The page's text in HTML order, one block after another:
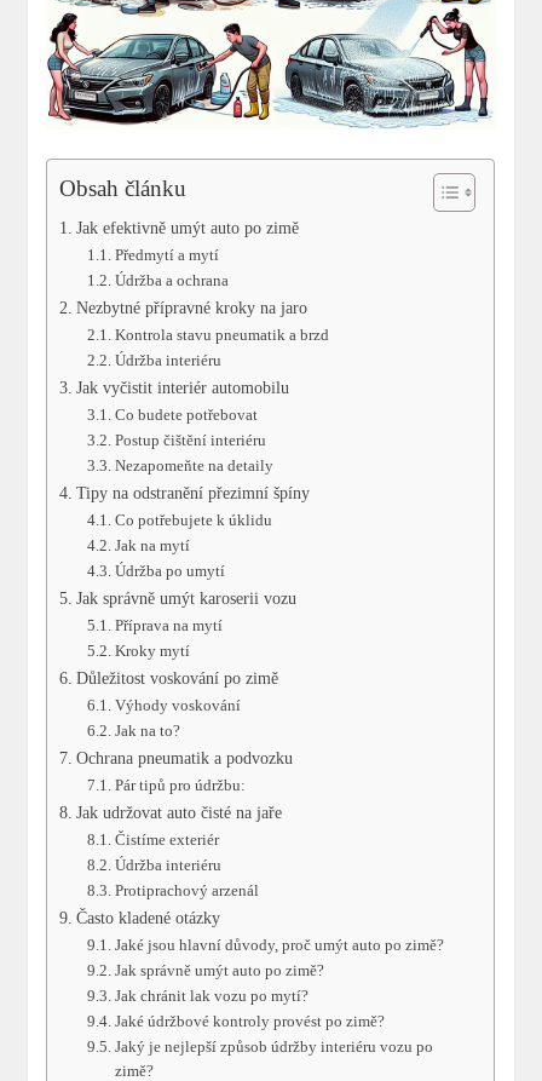
Obsah článku
Jak efektivně umýt auto po zimě
Předmytí a mytí
Údržba a ochrana
Nezbytné přípravné kroky na jaro
Kontrola stavu pneumatik a brzd
Údržba interiéru
Jak vyčistit interiér automobilu
Co budete potřebovat
Postup čištění interiéru
Nezapomeňte na detaily
Tipy na odstranění přezimní špíny
Co potřebujete k úklidu
Jak na mytí
Údržba po umytí
Jak správně umýt karoserii vozu
Příprava na mytí
Kroky mytí
Důležitost voskování po zimě
Výhody voskování
Jak na to?
Ochrana pneumatik a podvozku
Pár tipů pro údržbu:
Jak udržovat auto čisté na jaře
Čistíme exteriér
Údržba interiéru
Protiprachový arzenál
Často kladené otázky
Jaké jsou hlavní důvody, proč umýt auto po zimě?
Jak správně umýt auto po zimě?
Jak chránit lak vozu po mytí?
Jaké údržbové kontroly provést po zimě?
Jaký je nejlepší způsob údržby interiéru vozu po
zimě?